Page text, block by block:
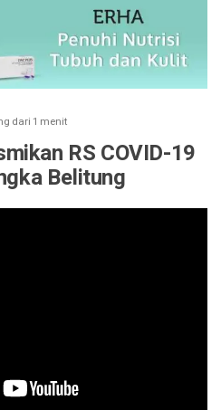
dari 1 menit
RS COVID-19
Belitung